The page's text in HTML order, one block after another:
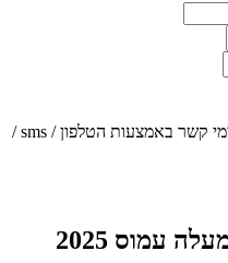
אני מאשר לבעלי הצימרים ליצור עימי קשר באמצעות הטלפון / sms /
עמוס 2025